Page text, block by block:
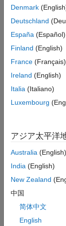
列の変換を
が多次元
の配列次
変換を返し
Y= nufft(X
= nufft( X, t ,
たとえば、
Y= nufft( X)
fft(X)
例
Denmark
Deutschland
España (Español)
Finland (English)
France (Français)
Ireland (English)
Italia (Italiano)
Luxembourg
アジア太平洋
Australia (English)
India (English)
New Zealand
中国
简体中文
English